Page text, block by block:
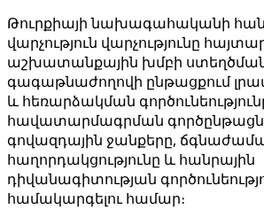
Թուրքիայի նախագահականի
վարչություն վարչությունը
աշխատանքային խմբի ստեղծման
գագաթնաժողովի ընթացքում
և հեռարձակման
հավատարմագրման
գովազդային ջանքերը,
հաղորդակցությունը և հանրային
դիվանագիտության
համակարգելու համար։